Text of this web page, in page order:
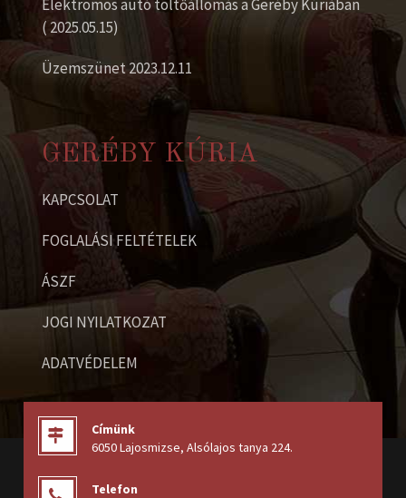
Elektromos autó töltőállomás a Geréby Kúriában
( 2025.05.15)
Üzemszünet 2023.12.11
GERÉBY KÚRIA
KAPCSOLAT
FOGLALÁSI FELTÉTELEK
ÁSZF
JOGI NYILATKOZAT
ADATVÉDELEM
Címünk
6050 Lajosmizse, Alsólajos tanya 224.
Telefon